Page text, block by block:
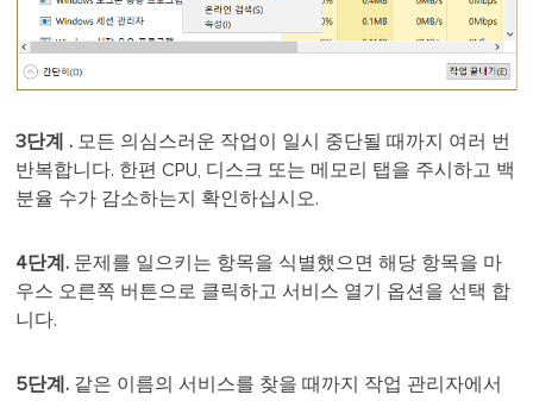
3단계 . 모든 의심스러운 작업이 일시 중단될 때까지 여러 번
반복합니다. 한편 CPU, 디스크 또는 메모리 탭을 주시하고 백
분율 수가 감소하는지 확인하십시오.
4단계. 문제를 일으키는 항목을 식별했으면 해당 항목을 마
우스 오른쪽 버튼으로 클릭하고 서비스 열기 옵션을 선택 합
니다.
5단계. 같은 이름의 서비스를 찾을 때까지 작업 관리자에서